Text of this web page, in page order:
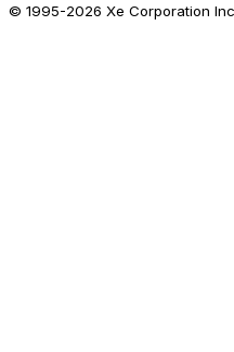
© 1995-2026 Xe Corporation